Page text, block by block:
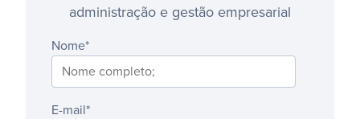
administração e gestão empresarial
Nome*
E-mail*